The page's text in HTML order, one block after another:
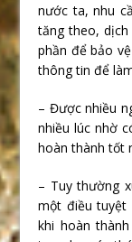
nước ta, nhu
tăng theo,
phần để bảo
thông tin để
– Được nhiều
nhiều lúc nhờ
hoàn thành tốt
– Tuy thường
một điều tuyệt
khi hoàn